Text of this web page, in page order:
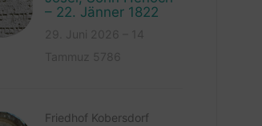
– 22. Jänner 1822
Friedhof Kobersdorf